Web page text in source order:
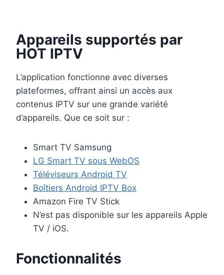
Appareils supportés par
HOT IPTV
L’application fonctionne avec diverses
plateformes, offrant ainsi un accès aux
contenus IPTV sur une grande variété
d’appareils. Que ce soit sur :
Smart TV Samsung
LG Smart TV sous WebOS
Téléviseurs Android TV
Boîtiers Android IPTV Box
Amazon Fire TV Stick
N’est pas disponible sur les appareils Apple
TV / iOS.
Fonctionnalités